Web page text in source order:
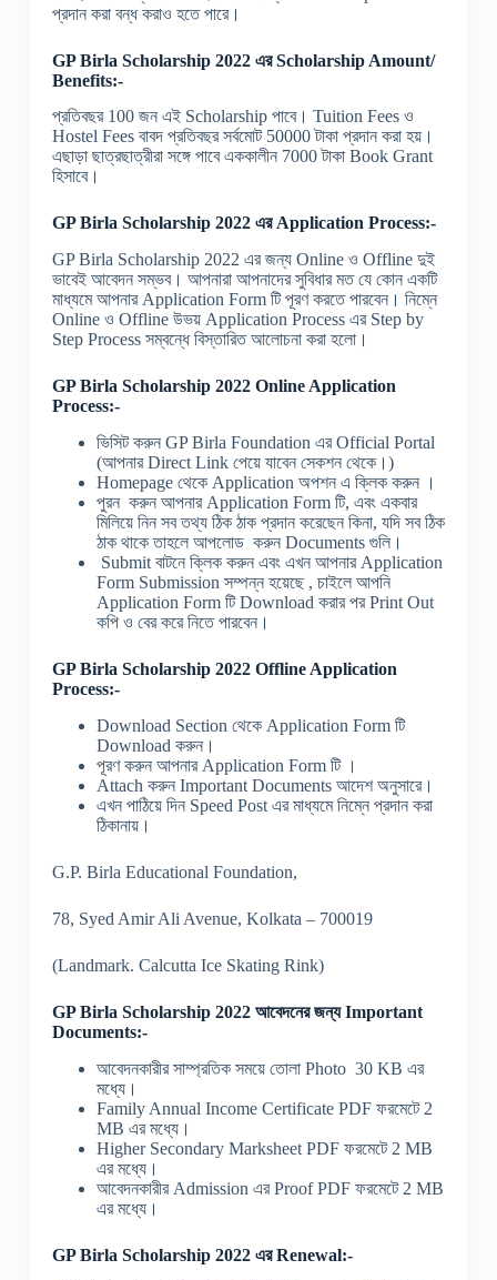
প্রদান করা বন্ধ করাও হতে পারে।
GP Birla Scholarship 2022 এর Scholarship Amount/
Benefits:-
প্রতিবছর 100 জন এই Scholarship পাবে। Tuition Fees ও
Hostel Fees বাবদ প্রতিবছর সর্বমোট 50000 টাকা প্রদান করা হয়।
এছাড়া ছাত্রছাত্রীরা সঙ্গে পাবে এককালীন 7000 টাকা Book Grant
হিসাবে।
GP Birla Scholarship 2022 এর Application Process:-
GP Birla Scholarship 2022 এর জন্য Online ও Offline দুই
ভাবেই আবেদন সম্ভব। আপনারা আপনাদের সুবিধার মত যে কোন একটি
মাধ্যমে আপনার Application Form টি পূরণ করতে পারবেন। নিম্নে
Online ও Offline উভয় Application Process এর Step by
Step Process সম্বন্ধে বিস্তারিত আলোচনা করা হলো।
GP Birla Scholarship 2022 Online Application
Process:-
ভিসিট করুন GP Birla Foundation এর Official Portal
(আপনার Direct Link পেয়ে যাবেন সেকশন থেকে।)
Homepage থেকে Application অপশন এ ক্লিক করুন ।
পুরন করুন আপনার Application Form টি, এবং একবার
মিলিয়ে নিন সব তথ্য ঠিক ঠাক প্রদান করেছেন কিনা, যদি সব ঠিক
ঠাক থাকে তাহলে আপলোড করুন Documents গুলি।
Submit বাটনে ক্লিক করুন এবং এখন আপনার Application
Form Submission সম্পন্ন হয়েছে , চাইলে আপনি
Application Form টি Download করার পর Print Out
কপি ও বের করে নিতে পারবেন।
GP Birla Scholarship 2022 Offline Application
Process:-
Download Section থেকে Application Form টি
Download করুন।
পূরণ করুন আপনার Application Form টি ।
Attach করুন Important Documents আদেশ অনুসারে।
এখন পাঠিয়ে দিন Speed Post এর মাধ্যমে নিম্নে প্রদান করা
ঠিকানায়।
G.P. Birla Educational Foundation,
78, Syed Amir Ali Avenue, Kolkata – 700019
(Landmark. Calcutta Ice Skating Rink)
GP Birla Scholarship 2022 আবেদনের জন্য Important
Documents:-
আবেদনকারীর সাম্প্রতিক সময়ে তোলা Photo 30 KB এর
মধ্যে।
Family Annual Income Certificate PDF ফরমেটে 2
MB এর মধ্যে।
Higher Secondary Marksheet PDF ফরমেটে 2 MB
এর মধ্যে।
আবেদনকারীর Admission এর Proof PDF ফরমেটে 2 MB
এর মধ্যে।
GP Birla Scholarship 2022 এর Renewal:-